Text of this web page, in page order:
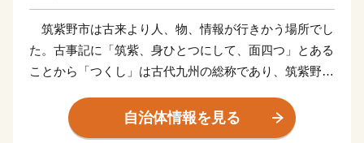
筑紫野市は古来より人、物、情報が行きかう場所でし
た。古事記に「筑紫、身ひとつにして、面四つ」とある
ことから「つくし」は古代九州の総称であり、筑紫野は
また、筑紫野市は、見てよし、食べてよし、遊んでよ
し、住んでよしと魅力満載のまちです！“博多の奥座
自治体情報を見る